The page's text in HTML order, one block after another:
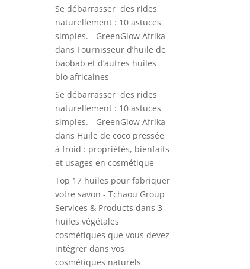
Se débarrasser des rides
naturellement : 10 astuces
simples. - GreenGlow Afrika
dans Fournisseur d’huile de
baobab et d’autres huiles
bio africaines
Se débarrasser des rides
naturellement : 10 astuces
simples. - GreenGlow Afrika
dans Huile de coco pressée
à froid : propriétés, bienfaits
et usages en cosmétique
Top 17 huiles pour fabriquer
votre savon - Tchaou Group
Services & Products dans3
huiles végétales
cosmétiques que vous devez
intégrer dans vos
cosmétiques naturels